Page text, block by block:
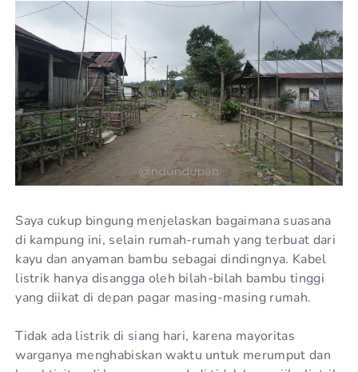
Saya cukup bingung menjelaskan bagaimana suasana
di kampung ini, selain rumah-rumah yang terbuat dari
kayu dan anyaman bambu sebagai dindingnya. Kabel
listrik hanya disangga oleh bilah-bilah bambu tinggi
yang diikat di depan pagar masing-masing rumah.
Tidak ada listrik di siang hari, karena mayoritas
warganya menghabiskan waktu untuk merumput dan